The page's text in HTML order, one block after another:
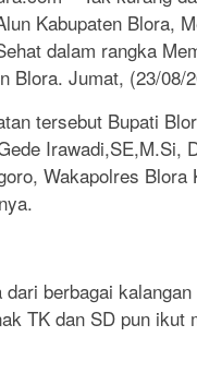
Kabupaten Blora,
dalam rangka
Blora. Jumat, (23/08/
tersebut Bupati
Irawadi,SE,M.Si,
Wakapolres
berbagai
TK dan SD pun